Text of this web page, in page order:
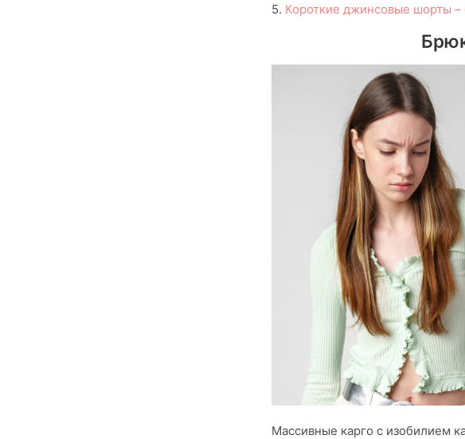
5. Короткие джинсовые шорты
Массивные карго с изобилием